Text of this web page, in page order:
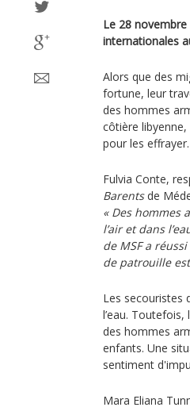
Le 28 novembre
internationales
Alors que des
fortune, leur
des hommes
côtière libyenne,
pour les effrayer.
Fulvia Conte,
Barentsde
« Des hommes
l’air et dans
de MSF a
de patrouille
Les secouristes
l’eau.
des hommes
enfants. Une
sentiment
Mara Eliana